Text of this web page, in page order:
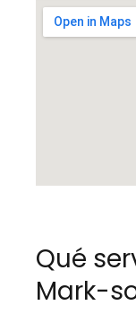
Qué
Mark-